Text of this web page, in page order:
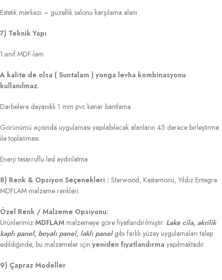
Estetik merkezi – güzellik salonu karşılama alanı
7) Teknik Yapı
1.sınıf MDF-lam
A kalite de olsa ( Suntalam ) yonga levha kombinasyonu
kullanılmaz.
Darbelere dayanıklı 1 mm pvc kenar bantlama
Görünümü açısında uygulaması yapılabilecek alanların 45 derece birleştirme
ile toplanması.
Enerji tasarruflu led aydınlatma
8) Renk & Opsiyon Seçenekleri : Starwood, Kastamonu, Yıldız Entegre
MDFLAM malzeme renkleri.
Özel Renk / Malzeme Opsiyonu:
Ürünlerimiz MDFLAM malzemeye göre fiyatlandırılmıştır. Lake cila, akrilik
kaplı panel, boyalı panel, laklı panel gibi farklı yüzey uygulamaları talep
edildiğinde, bu malzemeler için yeniden fiyatlandırma yapılmaktadır.
9) Çapraz Modeller